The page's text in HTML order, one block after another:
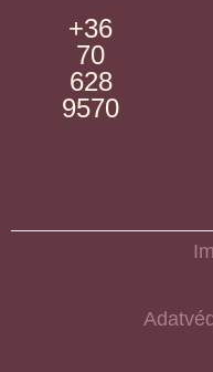
+36
70
628
9570